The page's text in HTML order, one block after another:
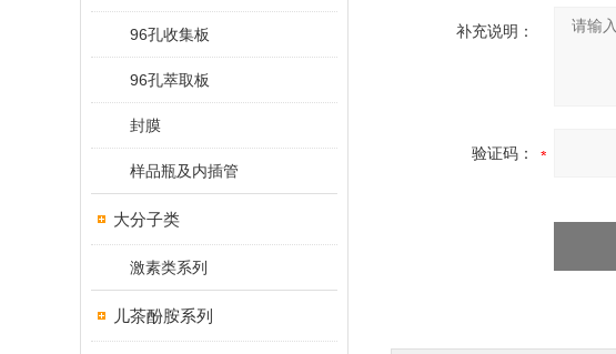
96孔收集板
96孔萃取板
封膜
样品瓶及内插管
大分子类
激素类系列
儿茶酚胺系列
补充说明：
验证码：